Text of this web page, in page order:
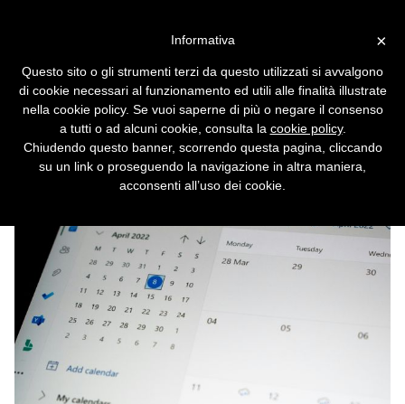
si installa a forza
Evitare l'installazione non è possibile, ma
esiste un metodo per rimuovere la web app a
posteriori.
×
Informativa
Questo sito o gli strumenti terzi da questo utilizzati si avvalgono
di cookie necessari al funzionamento ed utili alle finalità illustrate
nella cookie policy. Se vuoi saperne di più o negare il consenso
a tutti o ad alcuni cookie, consulta la cookie policy.
Chiudendo questo banner, scorrendo questa pagina, cliccando
su un link o proseguendo la navigazione in altra maniera,
acconsenti all’uso dei cookie.